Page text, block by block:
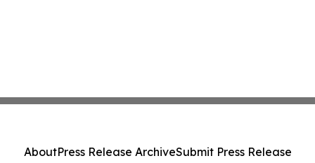
AboutPress Release ArchiveSubmit Press Release